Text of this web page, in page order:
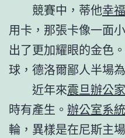
競賽中，蒂他幸
用卡，那張卡像一面
出了更加耀眼的金色
球，德洛爾鄙人半場
近年來震旦辦公
時有產生。 辦公室系
輪，異樣是在尼斯主